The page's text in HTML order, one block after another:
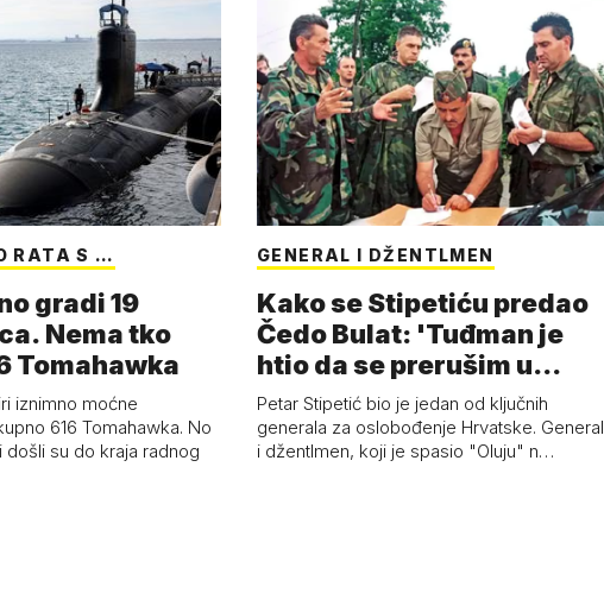
RATA S …
gradi 19
Nema tko
Tomahawka
iznimno moćne
616 Tomahawka. No
su do kraja radnog
GENERAL I DŽENTLMEN
Kako se Stipetiću predao
Čedo Bulat: 'Tuđman je
htio da se prerušim u
ženu'
Petar Stipetić bio je jedan od ključnih
generala za oslobođenje Hrvatske. General
i džentlmen, koji je spasio "Oluju" n…